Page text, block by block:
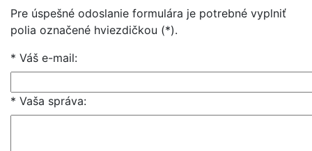
Pre úspešné odoslanie formulára je potrebné vyplniť
polia označené hviezdičkou (*).
* Váš e-mail:
* Vaša správa: